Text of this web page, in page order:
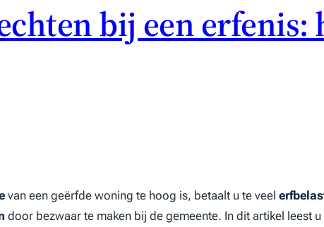
bij een erfenis:
van een geërfde woning te hoog is, betaalt u te veel
door bezwaar te maken bij de gemeente. In dit artikel leest